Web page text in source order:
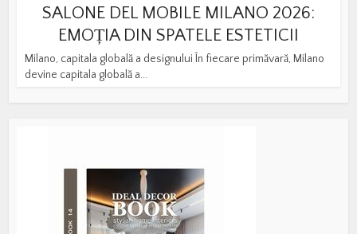
SALONE DEL MOBILE MILANO 2026:
EMOȚIA DIN SPATELE ESTETICII
Milano, capitala globală a designului În fiecare primăvară, Milano
devine capitala globală a...